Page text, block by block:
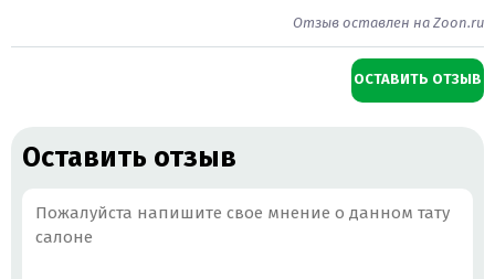
Отзыв оставлен на Zoon.ru
ОСТАВИТЬ ОТЗЫВ
Оставить отзыв